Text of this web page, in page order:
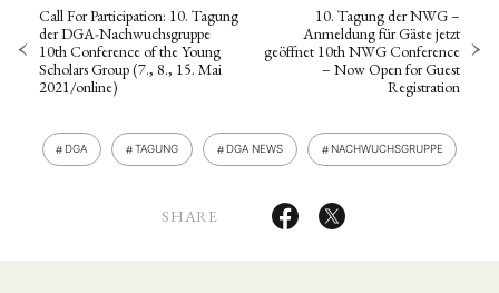
Call For Participation: 10. Tagung
der DGA-Nachwuchsgruppe
10th Conference of the Young
Scholars Group (7., 8., 15. Mai
2021/online)
10. Tagung der NWG –
Anmeldung für Gäste jetzt
geöffnet 10th NWG Conference
– Now Open for Guest
Registration
DGA TAGUNG DGA NEWS NACHWUCHSGRUPPE
SHARE